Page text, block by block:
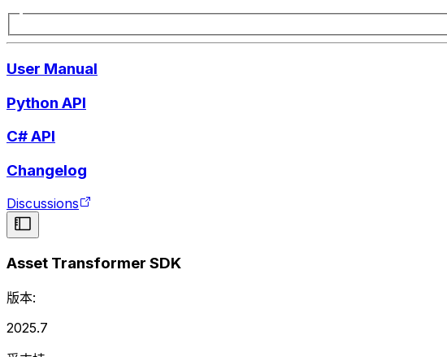
User Manual
Python API
C# API
Changelog
Discussions
Asset Transformer SDK
版本:
2025.7